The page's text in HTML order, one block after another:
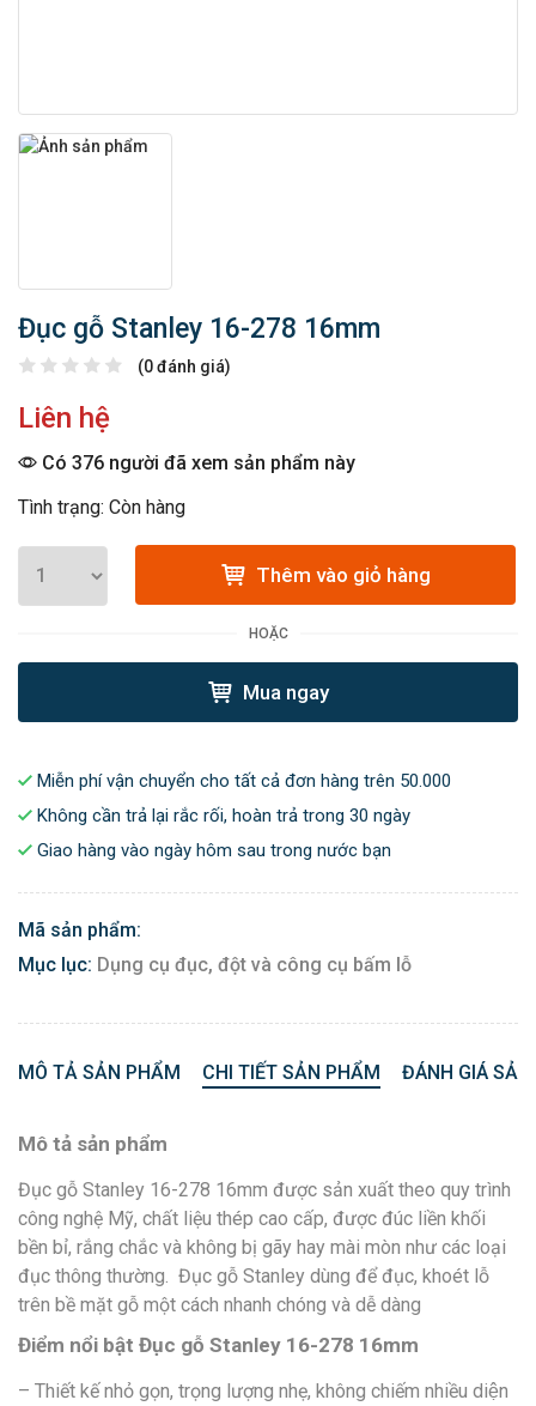
Đục gỗ Stanley 16-278 16mm
(0 đánh giá)
Liên hệ
Có 376 người đã xem sản phẩm này
Tình trạng: Còn hàng
Thêm vào giỏ hàng
HOẶC
Mua ngay
Miễn phí vận chuyển cho tất cả đơn hàng trên 50.000
Không cần trả lại rắc rối, hoàn trả trong 30 ngày
Giao hàng vào ngày hôm sau trong nước bạn
Mã sản phẩm:
Mục lục: Dụng cụ đục, đột và công cụ bấm lỗ
MÔ TẢ SẢN PHẨM CHI TIẾT SẢN PHẨM ĐÁNH GIÁ
Mô tả sản phẩm
Đục gỗ Stanley 16-278 16mm được sản xuất theo quy trình
công nghệ Mỹ, chất liệu thép cao cấp, được đúc liền khối
bền bỉ, rắng chắc và không bị gãy hay mài mòn như các loại
đục thông thường. Đục gỗ Stanley dùng để đục, khoét lỗ
trên bề mặt gỗ một cách nhanh chóng và dễ dàng
Điểm nổi bật Đục gỗ Stanley 16-278 16mm
– Thiết kế nhỏ gọn, trọng lượng nhẹ, không chiếm nhiều diện